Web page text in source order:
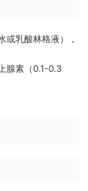
或乳酸林格液），
腺素（0.1-0.3